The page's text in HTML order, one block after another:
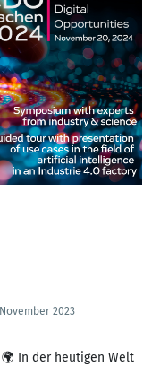
2023
In der heutigen Welt